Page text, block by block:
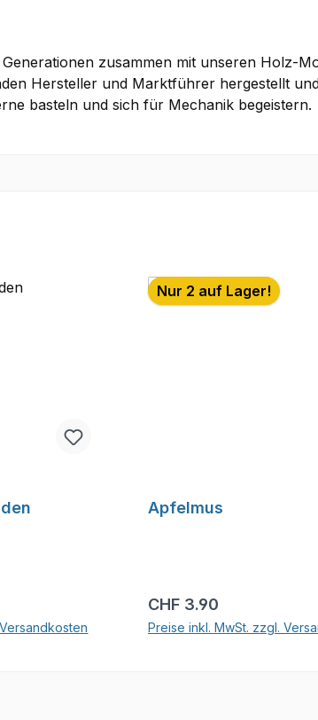
zusammen mit unseren Holz-
Hersteller und Marktführer hergestellt
basteln und sich für Mechanik begeistern.
Nur 2 auf Lager!
Apfelmus
Regulärer Preis:
CHF 3.90
Preise inkl. MwSt. zzgl.